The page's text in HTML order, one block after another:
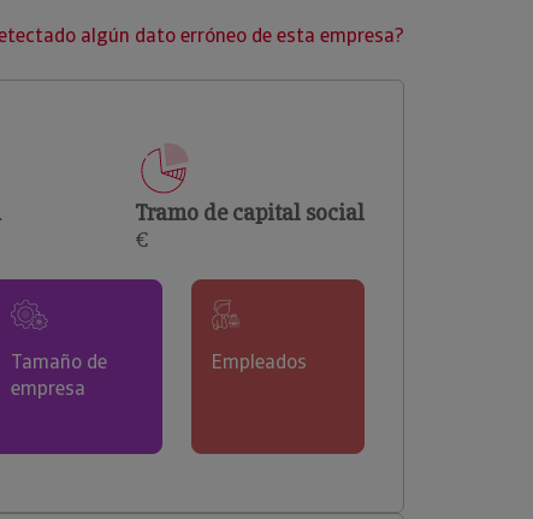
clientes.
algún dato erróneo de esta empresa?
Tramo de capital social
€
Tamaño de
empresa
Empleados